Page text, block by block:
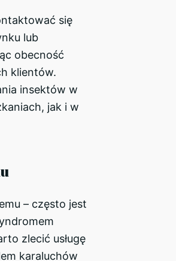
się
lub
obecność
klientów.
insektów w
jak i w
– często jest
zlecić usługę
karaluchów